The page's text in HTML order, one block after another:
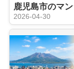
2026-04-30